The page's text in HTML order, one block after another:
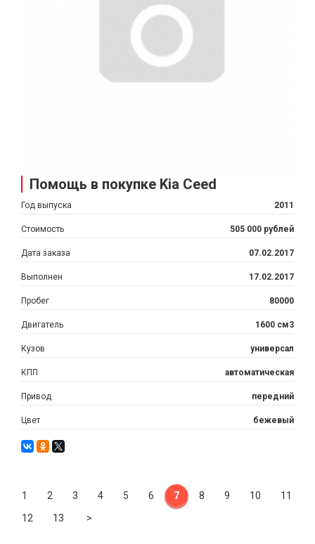
Помощь в покупке Kia Ceed
Год выпуска 2011
Стоимость 505 000 рублей
Дата заказа 07.02.2017
Выполнен 17.02.2017
Пробег 80000
Двигатель 1600 см3
Кузов универсал
КПП автоматическая
Привод передний
Цвет бежевый
1 2 3 4 5 6 7 8 9 10
11
12
13 >